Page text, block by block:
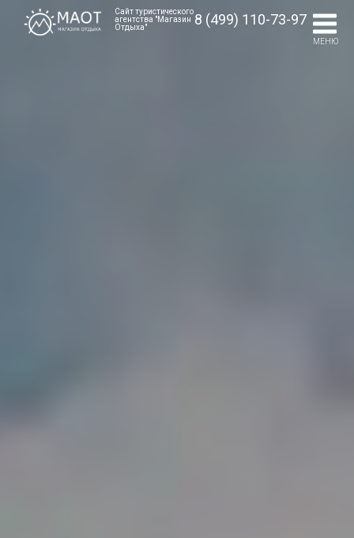
Сайт туристического
агентства "Магазин
Отдыха"
8 (499) 110-73-97
МЕНЮ